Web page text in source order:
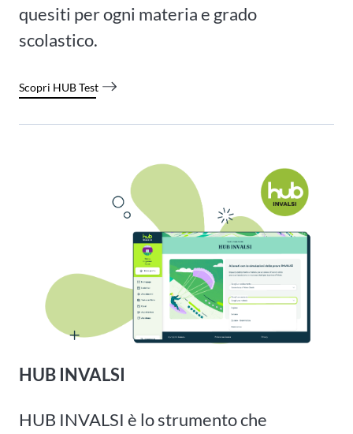
quesiti per ogni materia e grado
scolastico.
Scopri HUB Test
HUB INVALSI
HUB INVALSI è lo strumento che